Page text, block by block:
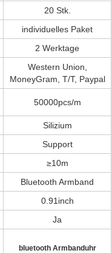
20 Stk.
individuelles Paket
2 Werktage
Western Union,
MoneyGram, T/T, Paypal
50000pcs/m
Silizium
Support
≥10m
Bluetooth Armband
0.91inch
Ja
bluetooth Armbanduhr